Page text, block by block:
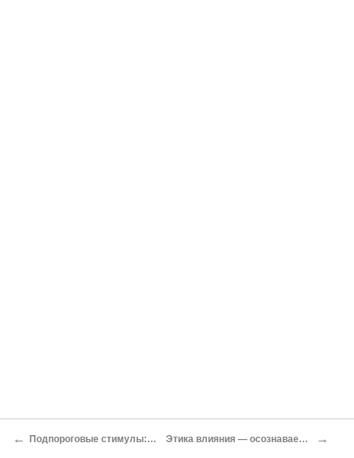
← Подпороговые стимулы: незаметное влияние Этика влияния — осознаваемого и неосознаваемого →